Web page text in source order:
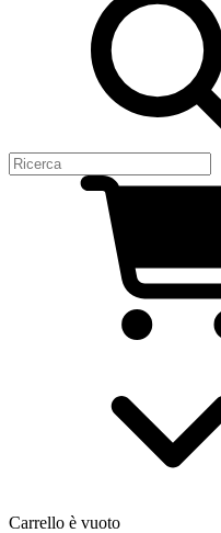
Carrello è vuoto